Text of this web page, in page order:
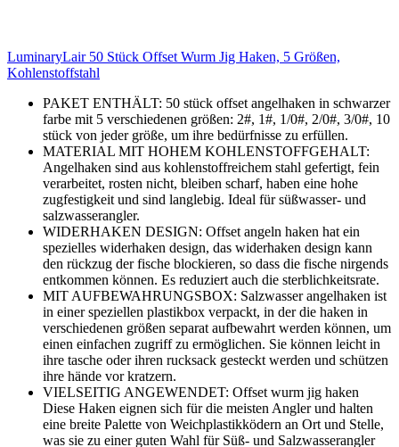
LuminaryLair 50 Stück Offset Wurm Jig Haken, 5 Größen,
Kohlenstoffstahl
PAKET ENTHÄLT: 50 stück offset angelhaken in schwarzer
farbe mit 5 verschiedenen größen: 2#, 1#, 1/0#, 2/0#, 3/0#, 10
stück von jeder größe, um ihre bedürfnisse zu erfüllen.
MATERIAL MIT HOHEM KOHLENSTOFFGEHALT:
Angelhaken sind aus kohlenstoffreichem stahl gefertigt, fein
verarbeitet, rosten nicht, bleiben scharf, haben eine hohe
zugfestigkeit und sind langlebig. Ideal für süßwasser- und
salzwasserangler.
WIDERHAKEN DESIGN: Offset angeln haken hat ein
spezielles widerhaken design, das widerhaken design kann
den rückzug der fische blockieren, so dass die fische nirgends
entkommen können. Es reduziert auch die sterblichkeitsrate.
MIT AUFBEWAHRUNGSBOX: Salzwasser angelhaken ist
in einer speziellen plastikbox verpackt, in der die haken in
verschiedenen größen separat aufbewahrt werden können, um
einen einfachen zugriff zu ermöglichen. Sie können leicht in
ihre tasche oder ihren rucksack gesteckt werden und schützen
ihre hände vor kratzern.
VIELSEITIG ANGEWENDET: Offset wurm jig haken
Diese Haken eignen sich für die meisten Angler und halten
eine breite Palette von Weichplastikködern an Ort und Stelle,
was sie zu einer guten Wahl für Süß- und Salzwasserangler